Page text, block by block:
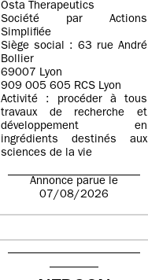
Osta Therapeutics
Société par Actions
Simplifiée
Siège social : 63 rue André
Bollier
69007 Lyon
909 005 605 RCS Lyon
Activité : procéder à tous
travaux de recherche et
développement en
ingrédients destinés aux
sciences de la vie
Annonce parue le
07/08/2026